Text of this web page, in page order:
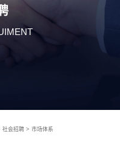
社会招聘 > 市场体系